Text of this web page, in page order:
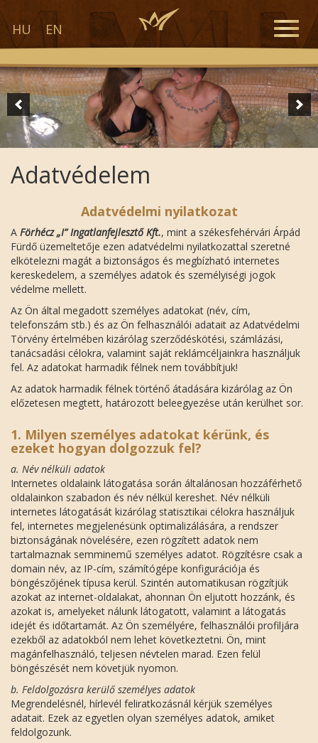
HU EN
Toggle
Adatvédelem
Adatvédelmi nyilatkozat
A Förhécz „I” Ingatlanfejlesztő Kft., mint a székesfehérvári Árpád
Fürdő üzemeltetője ezen adatvédelmi nyilatkozattal szeretné
elkötelezni magát a biztonságos és megbízható internetes
kereskedelem, a személyes adatok és személyiségi jogok
védelme mellett.
Az Ön által megadott személyes adatokat (név, cím,
telefonszám stb.) és az Ön felhasználói adatait az Adatvédelmi
Törvény értelmében kizárólag szerződéskötési, számlázási,
tanácsadási célokra, valamint saját reklámcéljainkra használjuk
fel. Az adatokat harmadik félnek nem továbbítjuk!
Az adatok harmadik félnek történő átadására kizárólag az Ön
előzetesen megtett, határozott beleegyezése után kerülhet sor.
1. Milyen személyes adatokat kérünk, és
ezeket hogyan dolgozzuk fel?
a. Név nélküli adatok
Internetes oldalaink látogatása során általánosan hozzáférhető
oldalainkon szabadon és név nélkül kereshet. Név nélküli
internetes látogatását kizárólag statisztikai célokra használjuk
fel, internetes megjelenésünk optimalizálására, a rendszer
biztonságának növelésére, ezen rögzített adatok nem
tartalmaznak semminemű személyes adatot. Rögzítésre csak a
domain név, az IP-cím, számítógépe konfigurációja és
böngészőjének típusa kerül. Szintén automatikusan rögzítjük
azokat az internet-oldalakat, ahonnan Ön eljutott hozzánk, és
azokat is, amelyeket nálunk látogatott, valamint a látogatás
idejét és időtartamát. Az Ön személyére, felhasználói profiljára
ezekből az adatokból nem lehet következtetni. Ön, mint
magánfelhasználó, teljesen névtelen marad. Ezen felül
böngészését nem követjük nyomon.
b. Feldolgozásra kerülő személyes adatok
Megrendelésnél, hírlevél feliratkozásnál kérjük személyes
adatait. Ezek az egyetlen olyan személyes adatok, amiket
feldolgozunk.